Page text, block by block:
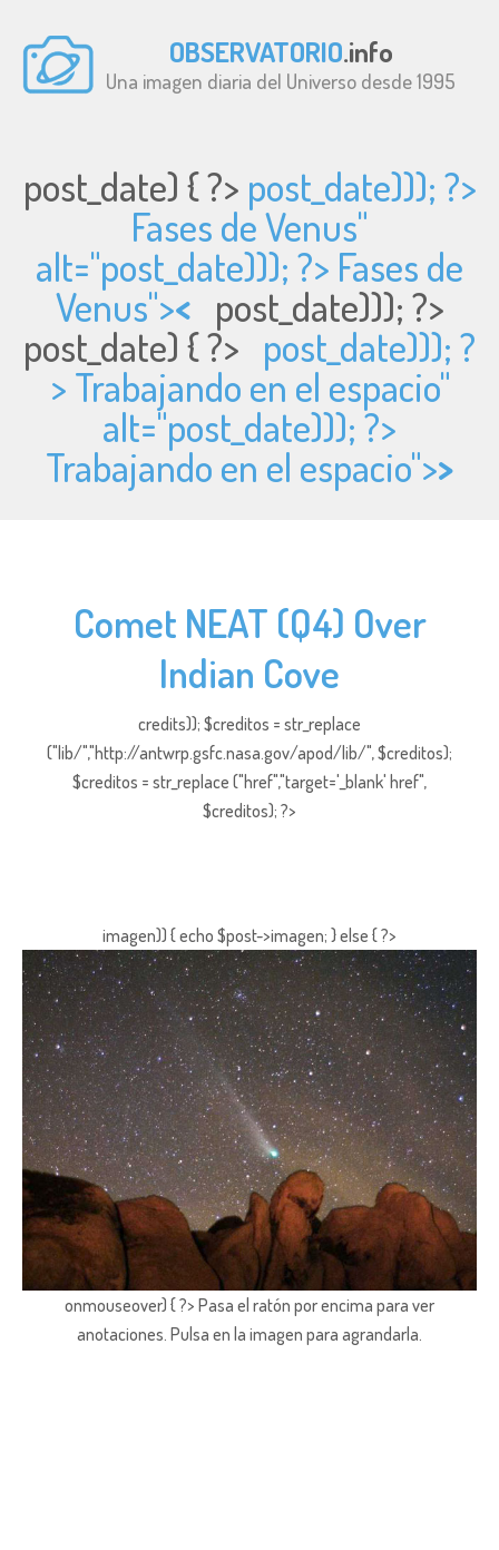
OBSERVATORIO.info
Una imagen diaria del Universo desde 1995
post_date) { ?> post_date))); ?>
Fases de Venus"
alt="post_date))); ?> Fases de
Venus">< post_date))); ?>
post_date) { ?> post_date))); ?
> Trabajando en el espacio"
alt="post_date))); ?>
Trabajando en el espacio">>
Comet NEAT (Q4) Over
Indian Cove
credits)); $creditos = str_replace
("lib/","http://antwrp.gsfc.nasa.gov/apod/lib/", $creditos);
$creditos = str_replace ("href","target='_blank' href",
$creditos); ?>
imagen)) { echo $post->imagen; } else { ?>
onmouseover) { ?> Pasa el ratón por encima para ver
anotaciones. Pulsa en la imagen para agrandarla.